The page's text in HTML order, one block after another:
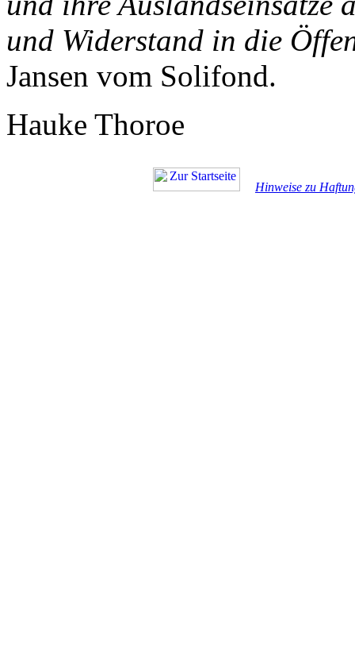
und Widerstand in die
Jansen vom Solifond.
Hauke Thoroe
Hinweise zu